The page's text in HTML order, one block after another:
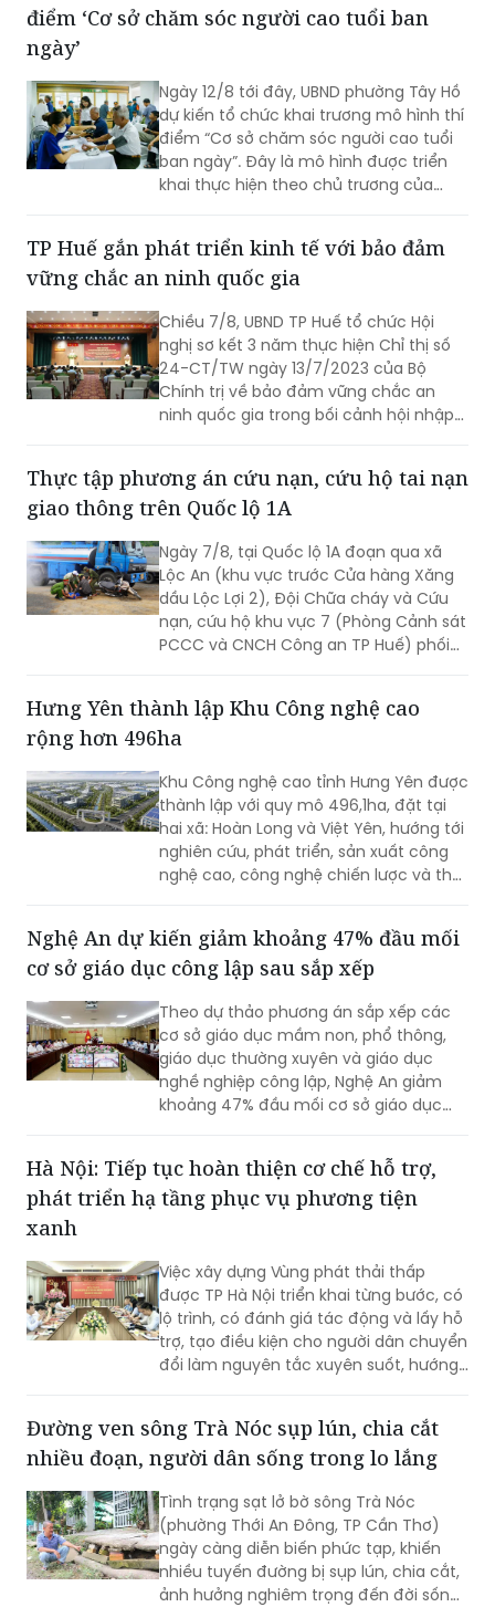
điểm ‘Cơ sở chăm sóc người cao tuổi ban
ngày’
Ngày 12/8 tới đây, UBND phường Tây Hồ
dự kiến tổ chức khai trương mô hình thí
điểm “Cơ sở chăm sóc người cao tuổi
ban ngày”. Đây là mô hình được triển
khai thực hiện theo chủ trương của
xã, phường.
TP Huế gắn phát triển kinh tế với bảo đảm
vững chắc an ninh quốc gia
Chiều 7/8, UBND TP Huế tổ chức Hội
nghị sơ kết 3 năm thực hiện Chỉ thị số
24-CT/TW ngày 13/7/2023 của Bộ
Chính trị về bảo đảm vững chắc an
ninh quốc gia trong bối cảnh hội nhập
Thực tập phương án cứu nạn, cứu hộ tai nạn
giao thông trên Quốc lộ 1A
Ngày 7/8, tại Quốc lộ 1A đoạn qua xã
Lộc An (khu vực trước Cửa hàng Xăng
dầu Lộc Lợi 2), Đội Chữa cháy và Cứu
nạn, cứu hộ khu vực 7 (Phòng Cảnh sát
PCCC và CNCH Công an TP Huế) phối
huống tai nạn giao thông đường bộ có
huy động nhiều lực lượng, phương tiện
Hưng Yên thành lập Khu Công nghệ cao
rộng hơn 496ha
Khu Công nghệ cao tỉnh Hưng Yên được
thành lập với quy mô 496,1ha, đặt tại
hai xã: Hoàn Long và Việt Yên, hướng tới
nghiên cứu, phát triển, sản xuất công
nghệ cao, công nghệ chiến lược và thu
Nghệ An dự kiến giảm khoảng 47% đầu mối
cơ sở giáo dục công lập sau sắp xếp
Theo dự thảo phương án sắp xếp các
cơ sở giáo dục mầm non, phổ thông,
giáo dục thường xuyên và giáo dục
nghề nghiệp công lập, Nghệ An giảm
khoảng 47% đầu mối cơ sở giáo dục
Hà Nội: Tiếp tục hoàn thiện cơ chế hỗ trợ,
phát triển hạ tầng phục vụ phương tiện
xanh
Việc xây dựng Vùng phát thải thấp
được TP Hà Nội triển khai từng bước, có
lộ trình, có đánh giá tác động và lấy hỗ
trợ, tạo điều kiện cho người dân chuyển
đổi làm nguyên tắc xuyên suốt, hướng
công cộng hiện đại và xây dựng Thủ đô
xanh, văn minh, bền vững.
Đường ven sông Trà Nóc sụp lún, chia cắt
nhiều đoạn, người dân sống trong lo lắng
Tình trạng sạt lở bờ sông Trà Nóc
(phường Thới An Đông, TP Cần Thơ)
ngày càng diễn biến phức tạp, khiến
nhiều tuyến đường bị sụp lún, chia cắt,
ảnh hưởng nghiêm trọng đến đời sống